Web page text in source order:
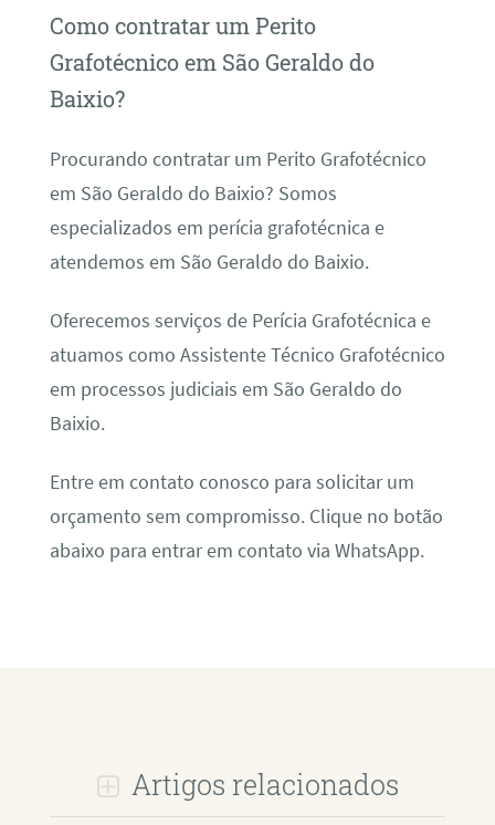
Como contratar um Perito
Grafotécnico em São Geraldo do
Baixio?
Procurando contratar um Perito Grafotécnico
em São Geraldo do Baixio? Somos
especializados em perícia grafotécnica e
atendemos em São Geraldo do Baixio.
Oferecemos serviços de Perícia Grafotécnica e
atuamos como Assistente Técnico Grafotécnico
em processos judiciais em São Geraldo do
Baixio.
Entre em contato conosco para solicitar um
orçamento sem compromisso. Clique no botão
abaixo para entrar em contato via WhatsApp.
Artigos relacionados